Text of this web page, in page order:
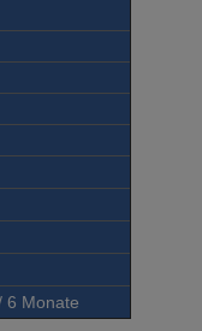
6 Monate